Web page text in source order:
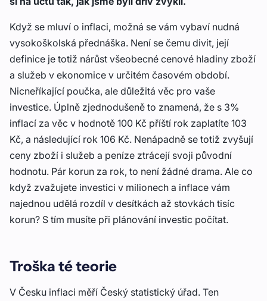
Když se mluví o inflaci, možná se vám vybaví nudná
vysokoškolská přednáška. Není se čemu divit, její
definice je totiž nárůst všeobecné cenové hladiny zboží
a služeb v ekonomice v určitém časovém období.
Nicneříkající poučka, ale důležitá věc pro vaše
investice. Úplně zjednodušeně to znamená, že s 3%
inflací za věc v hodnotě 100 Kč příští rok zaplatíte 103
Kč, a následující rok 106 Kč. Nenápadně se totiž zvyšují
ceny zboží i služeb a peníze ztrácejí svoji původní
hodnotu. Pár korun za rok, to není žádné drama. Ale co
když zvažujete investici v milionech a inflace vám
najednou udělá rozdíl v desítkách až stovkách tisíc
korun? S tím musíte při plánování investic počítat.
Troška té teorie
V Česku inflaci měří Český statistický úřad. Ten